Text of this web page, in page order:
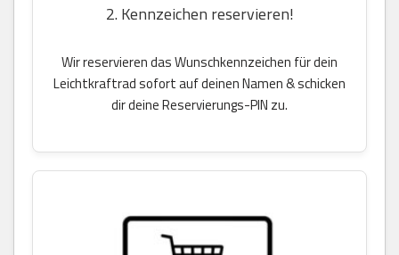
2. Kennzeichen reservieren!
Wir reservieren das Wunschkennzeichen für dein
Leichtkraftrad sofort auf deinen Namen & schicken
dir deine Reservierungs-PIN zu.